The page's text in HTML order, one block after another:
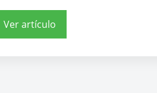
Ver artículo